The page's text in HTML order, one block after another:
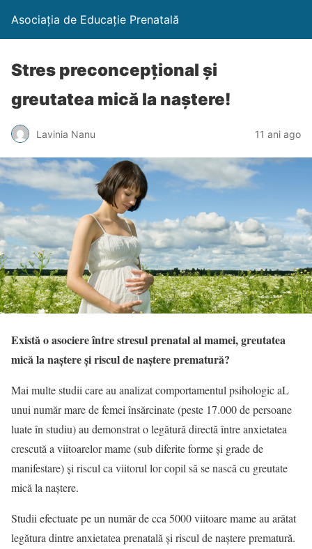
Asociația de Educație Prenatală
Stres preconcepțional și
greutatea mică la naștere!
Lavinia Nanu 11 ani ago
Există o asociere între stresul prenatal al mamei, greutatea
mică la naștere și riscul de naștere prematură?
Mai multe studii care au analizat comportamentul psihologic aL
unui număr mare de femei însărcinate (peste 17.000 de persoane
luate în studiu) au demonstrat o legătură directă între anxietatea
crescută a viitoarelor mame (sub diferite forme și grade de
manifestare) și riscul ca viitorul lor copil să se nască cu greutate
mică la naștere.
Studii efectuate pe un număr de cca 5000 viitoare mame au arătat
legătura dintre anxietatea prenatală și riscul de naștere prematură.